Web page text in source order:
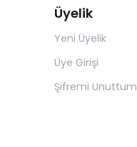
Üyelik
Yeni Üyelik
Üye Girişi
Şifremi Unuttum